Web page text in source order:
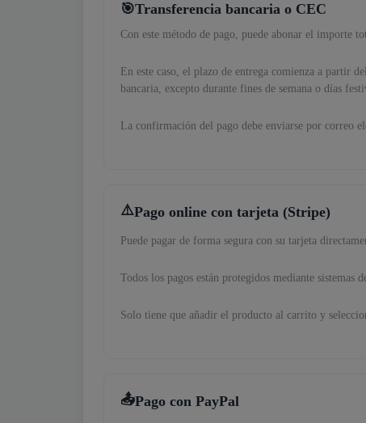
Transferencia bancaria o CEC
Con este método de pago, puede abonar el importe
En este caso, el plazo de entrega comienza a partir
bancaria, excepto durante fines de semana o días
La confirmación del pago debe enviarse por correo
Pago online con tarjeta (Stripe)
Puede pagar de forma segura con su tarjeta
Todos los pagos están protegidos mediante sistemas
Solo tiene que añadir el producto al carrito y
Pago con PayPal